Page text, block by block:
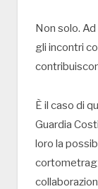
Non solo.
gli incontri
È il caso di
Guardia
loro la